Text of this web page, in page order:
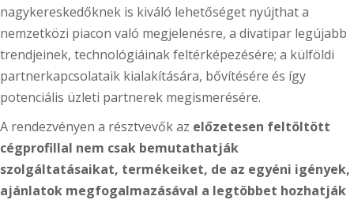
nagykereskedőknek is kiváló lehetőséget nyújthat a
nemzetközi piacon való megjelenésre, a divatipar legújabb
trendjeinek, technológiáinak feltérképezésére; a külföldi
partnerkapcsolataik kialakítására, bővítésére és így
potenciális üzleti partnerek megismerésére.
A rendezvényen a résztvevők az előzetesen feltöltött
cégprofillal nem csak bemutathatják
szolgáltatásaikat, termékeiket, de az egyéni igények,
ajánlatok megfogalmazásával a legtöbbet hozhatják